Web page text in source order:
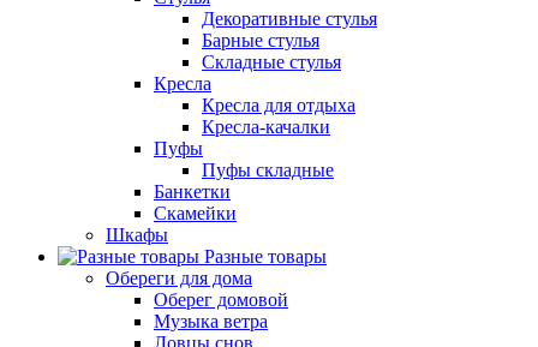
Декоративные стулья
Барные стулья
Складные стулья
Кресла
Кресла для отдыха
Кресла-качалки
Пуфы
Пуфы складные
Банкетки
Скамейки
Шкафы
Разные товары
Обереги для дома
Оберег домовой
Музыка ветра
Ловцы снов